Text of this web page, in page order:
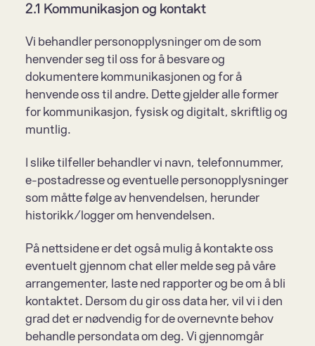
2.1 Kommunikasjon og kontakt
Vi behandler personopplysninger om de som
henvender seg til oss for å besvare og
dokumentere kommunikasjonen og for å
henvende oss til andre. Dette gjelder alle former
for kommunikasjon, fysisk og digitalt, skriftlig og
muntlig.
I slike tilfeller behandler vi navn, telefonnummer,
e-postadresse og eventuelle personopplysninger
som måtte følge av henvendelsen, herunder
historikk/logger om henvendelsen.
På nettsidene er det også mulig å kontakte oss
eventuelt gjennom chat eller melde seg på våre
arrangementer, laste ned rapporter og be om å bli
kontaktet. Dersom du gir oss data her, vil vi i den
grad det er nødvendig for de overnevnte behov
behandle persondata om deg. Vi gjennomgår